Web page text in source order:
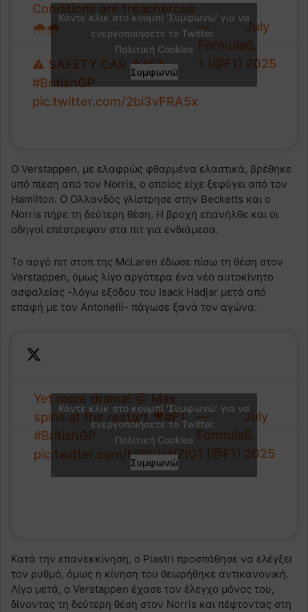
Conditions are treacherous
🌧️🌧️
⚠️ SAFETY CAR ⚠️#F1
#BritishGP
pic.twitter.com/2bi3vFRA5x
—
Formula
1 (@F1)
July
6,
2025
Κάντε κλικ στο κουμπί 'Συμφωνώ' για να
ενεργοποιήσετε το Twitter.
Πολιτική Cookies
Συμφωνώ
Ο Verstappen, με ελαφρώς φθαρμένα ελαστικά, βρέθηκε
υπό πίεση από τον Norris, ο οποίος είχε ξεφύγει από τον
Hamilton. Ο Ολλανδός γλίστρησε στην Becketts και ο
Norris πήρε τη δεύτερη θέση. Η βροχή επανήλθε και οι
οδηγοί επέστρεψαν στα πιτ για ενδιάμεσα.
Το αργό πιτ στοπ της McLaren έδωσε πίσω τη θέση στον
Verstappen, όμως λίγο αργότερα ένα νέο αυτοκίνητο
ασφαλείας -λόγω εξόδου του Isack Hadjar μετά από
επαφή με τον Antonelli- πάγωσε ξανά τον αγώνα.
Yet more drama! 😮 Max
spins at the restart 🎥#F1
#BritishGP
pic.twitter.com/MBlIVsNZI0
—
Formula
1 (@F1)
July
6,
2025
Κάντε κλικ στο κουμπί 'Συμφωνώ' για να
ενεργοποιήσετε το Twitter.
Πολιτική Cookies
Συμφωνώ
Κατά την επανεκκίνηση, ο Piastri προσπάθησε να ελέγξει
τον ρυθμό, όμως η κίνηση του θεωρήθηκε αντικανονική.
Λίγο μετά, ο Verstappen έχασε τον έλεγχο μόνος του,
δίνοντας τη δεύτερη θέση στον Norris και πέφτοντας στη